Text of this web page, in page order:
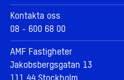
Kontakta oss
08 - 600 68 00
AMF Fastigheter
Jakobsbergsgatan 13